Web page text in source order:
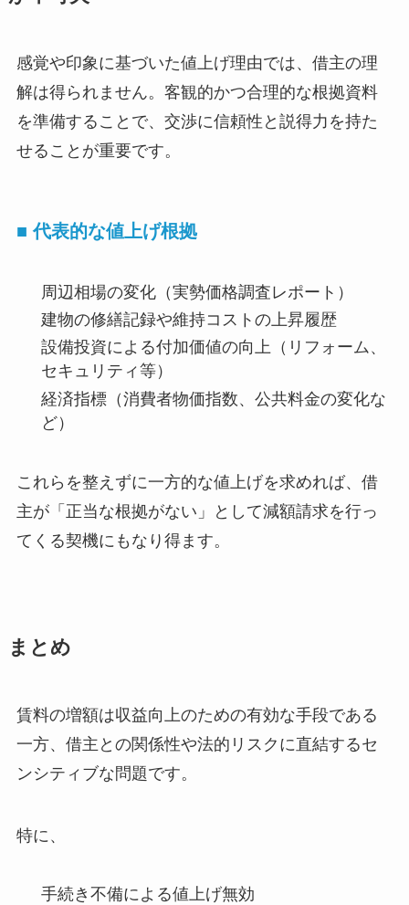
感覚や印象に基づいた値上げ理由では、借主の理
解は得られません。客観的かつ合理的な根拠資料
を準備することで、交渉に信頼性と説得力を持た
せることが重要です。
■ 代表的な値上げ根拠
周辺相場の変化（実勢価格調査レポート）
建物の修繕記録や維持コストの上昇履歴
設備投資による付加価値の向上（リフォーム、
セキュリティ等）
経済指標（消費者物価指数、公共料金の変化な
ど）
これらを整えずに一方的な値上げを求めれば、借
主が「正当な根拠がない」として減額請求を行っ
てくる契機にもなり得ます。
まとめ
賃料の増額は収益向上のための有効な手段である
一方、借主との関係性や法的リスクに直結するセ
ンシティブな問題です。
特に、
手続き不備による値上げ無効